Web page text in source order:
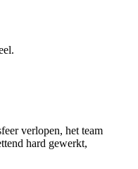
verlopen, het team
hard gewerkt,